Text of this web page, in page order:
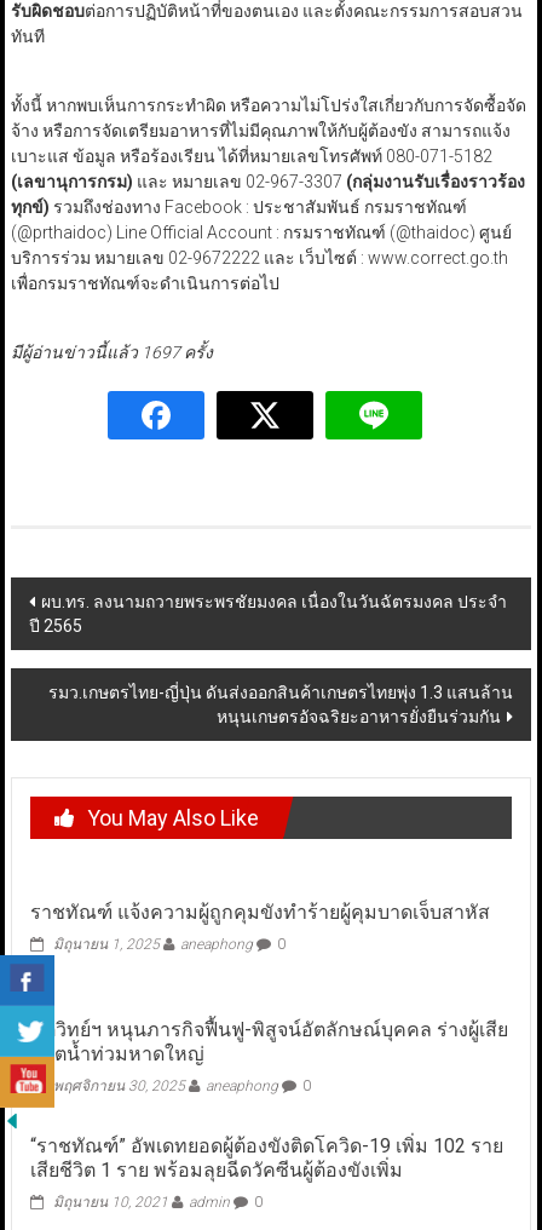
รับผิดชอบต่อการปฏิบัติหน้าที่ของตนเอง และตั้งคณะกรรมการสอบสวน
ทันที
ทั้งนี้ หากพบเห็นการกระทำผิด หรือความไม่โปร่งใสเกี่ยวกับการจัดซื้อจัด
จ้าง หรือการจัดเตรียมอาหารที่ไม่มีคุณภาพให้กับผู้ต้องขัง สามารถแจ้ง
เบาะแส ข้อมูล หรือร้องเรียน ได้ที่หมายเลขโทรศัพท์ 080-071-5182
(เลขานุการกรม) และ หมายเลข 02-967-3307 (กลุ่มงานรับเรื่องราวร้อง
ทุกข์) รวมถึงช่องทาง Facebook : ประชาสัมพันธ์ กรมราชทัณฑ์
(@prthaidoc) Line Official Account : กรมราชทัณฑ์ (@thaidoc) ศูนย์
บริการร่วม หมายเลข 02-9672222 และ เว็บไซต์ : www.correct.go.th
เพื่อกรมราชทัณฑ์จะดำเนินการต่อไป
มีผู้อ่านข่าวนี้แล้ว 1697 ครั้ง
Post
navigation
ผบ.ทร. ลงนามถวายพระพรชัยมงคล เนื่องในวันฉัตรมงคล ประจำ
ปี 2565
รมว.เกษตรไทย-ญี่ปุ่น ดันส่งออกสินค้าเกษตรไทยพุ่ง 1.3 แสนล้าน
หนุนเกษตรอัจฉริยะอาหารยั่งยืนร่วมกัน
You May Also Like
ราชทัณฑ์ แจ้งความผู้ถูกคุมขังทำร้ายผู้คุมบาดเจ็บสาหัส
มิถุนายน 1, 2025 aneaphong 0
นิติวิทย์ฯ หนุนภารกิจฟื้นฟู-พิสูจน์อัตลักษณ์บุคคล ร่างผู้เสีย
ชีวิตน้ำท่วมหาดใหญ่
พฤศจิกายน 30, 2025 aneaphong 0
“ราชทัณฑ์” อัพเดทยอดผู้ต้องขังติดโควิด-19 เพิ่ม 102 ราย
เสียชีวิต 1 ราย พร้อมลุยฉีดวัคซีนผู้ต้องขังเพิ่ม
มิถุนายน 10, 2021 admin 0